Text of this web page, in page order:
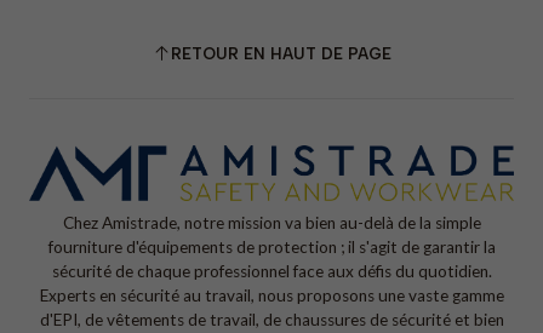
RETOUR EN HAUT DE PAGE
Chez Amistrade, notre mission va bien au-delà de la simple
fourniture d'équipements de protection ; il s'agit de garantir la
sécurité de chaque professionnel face aux défis du quotidien.
Experts en sécurité au travail, nous proposons une vaste gamme
d'EPI, de vêtements de travail, de chaussures de sécurité et bien